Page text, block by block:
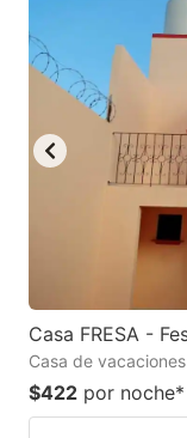
Casa FRESA -
Casa de
$422 por noche*